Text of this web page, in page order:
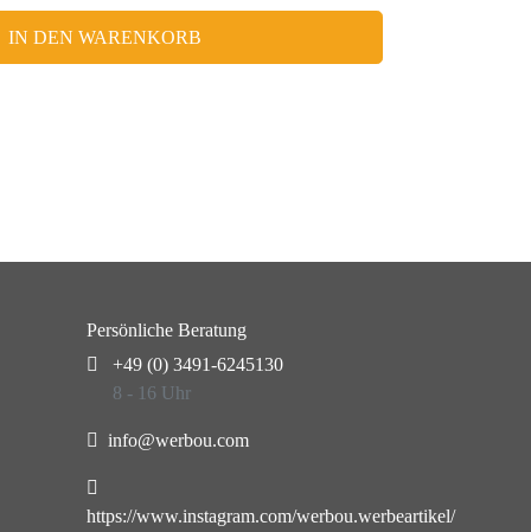
IN DEN WARENKORB
Persönliche Beratung
+49 (0) 3491-6245130
8 - 16 Uhr
info@werbou.com
https://www.instagram.com/werbou.werbeartikel/